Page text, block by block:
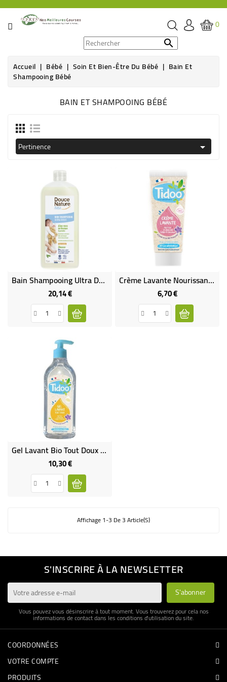
CATÉGORIE
ÉPICERIE
BOISSON
HYGIÈNE
CULTUREL
0

Accueil Bébé Soin Et Bien-Être Du Bébé Bain Et
Shampooing Bébé
BAIN ET SHAMPOOING BÉBÉ
Pertinence 
Bain Shampooing Ultra Doux Sans Sulfates, Hypoallergénique
20,14 €Prix
Crème Lavante Nourissante À L'Huile De LIN Bio
6,70 €Prix
Gel Lavant Bio Tout Doux TIDOO - 495 Ml
10,30 €Prix
Affichage 1-3 De 3 Article(s)
S'INSCRIRE À LA NEWSLETTER
Vous pouvez vous désinscrire à tout moment. Vous trouverez pour cela nos
informations de contact dans les conditions d'utilisation du site.
COORDONNÉES
VOTRE COMPTE
PRODUITS